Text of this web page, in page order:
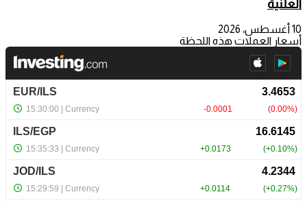
العلنية
10 أغسطس، 2026
أسعار العملات هذه اللحظة